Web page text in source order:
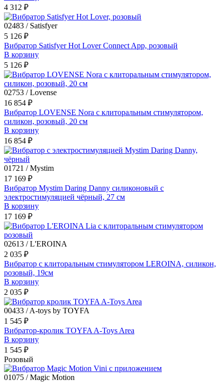
4 312 ₽
02483 / Satisfyer
5 126 ₽
Вибратор Satisfyer Hot Lover Connect App, розовый
В корзину
5 126 ₽
02753 / Lovense
16 854 ₽
Вибратор LOVENSE Nora с клиторальным стимулятором,
силикон, розовый, 20 см
В корзину
16 854 ₽
01721 / Mystim
17 169 ₽
Вибратор Mystim Daring Danny силиконовый с
электростимуляцией чёрный, 27 см
В корзину
17 169 ₽
02613 / L'EROINA
2 035 ₽
Вибратор с клиторальным стимулятором LEROINA, силикон,
розовый, 19см
В корзину
2 035 ₽
00433 / A-toys by TOYFA
1 545 ₽
Вибратор-кролик TOYFA A-Toys Area
В корзину
1 545 ₽
Розовый
01075 / Magic Motion